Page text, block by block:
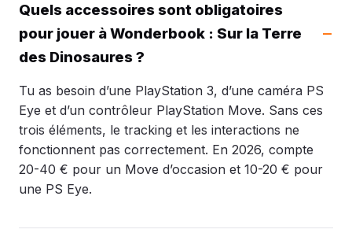
Quels accessoires sont obligatoires
pour jouer à Wonderbook : Sur la Terre
des Dinosaures ?
Tu as besoin d’une PlayStation 3, d’une caméra PS
Eye et d’un contrôleur PlayStation Move. Sans ces
trois éléments, le tracking et les interactions ne
fonctionnent pas correctement. En 2026, compte
20-40 € pour un Move d’occasion et 10-20 € pour
une PS Eye.